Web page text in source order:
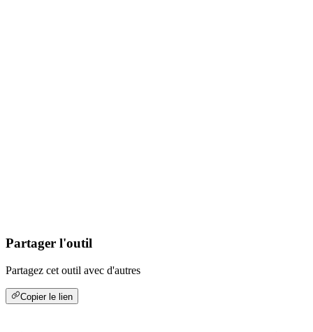
Partager l'outil
Partagez cet outil avec d'autres
Copier le lien